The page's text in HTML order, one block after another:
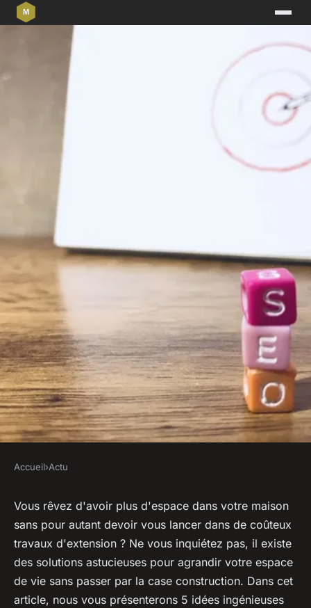
5 idées astucieuses pour
augmenter l'espace de votre
maison sans construire une
extension
Accueil›Actu
Vous rêvez d'avoir plus d'espace dans votre maison
sans pour autant devoir vous lancer dans de coûteux
travaux d'extension ? Ne vous inquiétez pas, il existe
des solutions astucieuses pour agrandir votre espace
de vie sans passer par la case construction. Dans cet
article, nous vous présenterons 5 idées ingénieuses